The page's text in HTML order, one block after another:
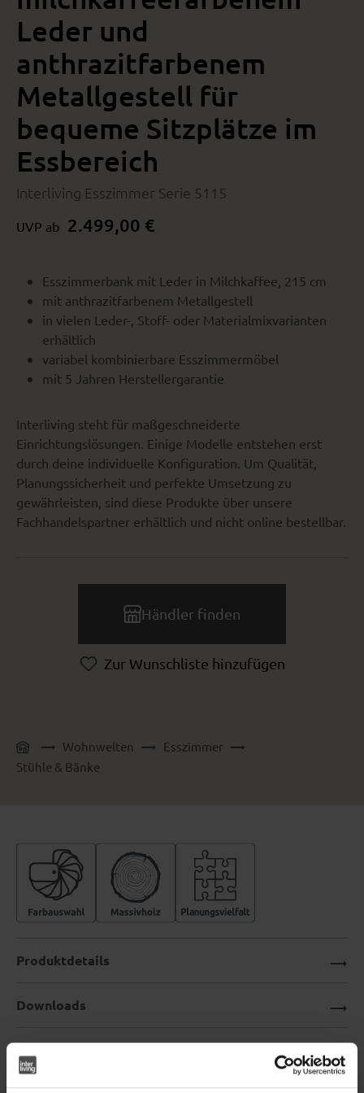
Leder und
anthrazitfarbenem
Metallgestell für
bequeme Sitzplätze im
Essbereich
Interliving Esszimmer Serie 5115
UVP ab 2.499,00 €
Esszimmerbank mit Leder in Milchkaffee, 215 cm
mit anthrazitfarbenem Metallgestell
in vielen Leder-, Stoff- oder Materialmixvarianten
erhältlich
variabel kombinierbare Esszimmermöbel
mit 5 Jahren Herstellergarantie
Interliving steht für maßgeschneiderte
Einrichtungslösungen. Einige Modelle entstehen erst
durch deine individuelle Konfiguration. Um Qualität,
Planungssicherheit und perfekte Umsetzung zu
gewährleisten, sind diese Produkte über unsere
Fachhandelspartner erhältlich und nicht online bestellbar.
Händler finden
Zur Wunschliste hinzufügen
Wohnwelten
Esszimmer
Stühle & Bänke
Interliving Esszimmer Serie 5115
Produktdetails
Downloads